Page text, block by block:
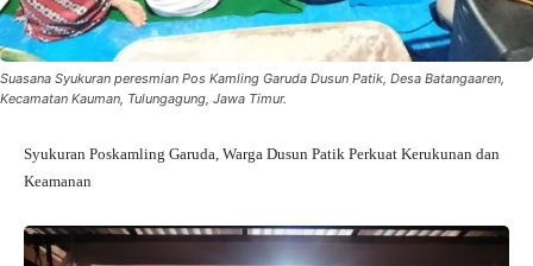
Suasana Syukuran peresmian Pos Kamling Garuda Dusun Patik, Desa Batangaaren,
Kecamatan Kauman, Tulungagung, Jawa Timur.
Syukuran Poskamling Garuda, Warga Dusun Patik Perkuat Kerukunan dan
Keamanan